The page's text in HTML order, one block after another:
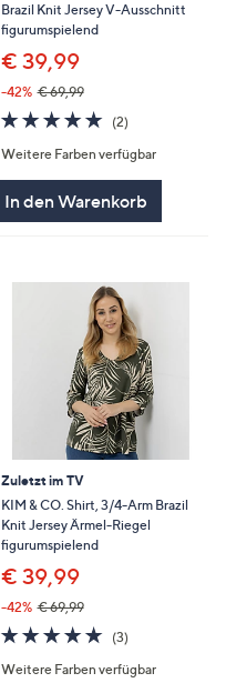
Brazil Knit Jersey V-Ausschnitt
figurumspielend
€ 39,99
-42% € 69,99
5.0
von
5
(2)2
Weitere Farben verfügbar
In den Warenkorb
Zuletzt im TV
KIM & CO. Shirt, 3/4-Arm Brazil
Knit Jersey Ärmel-Riegel
figurumspielend
€ 39,99
-42% € 69,99
4.7
von
5
(3)3
Weitere Farben verfügbar